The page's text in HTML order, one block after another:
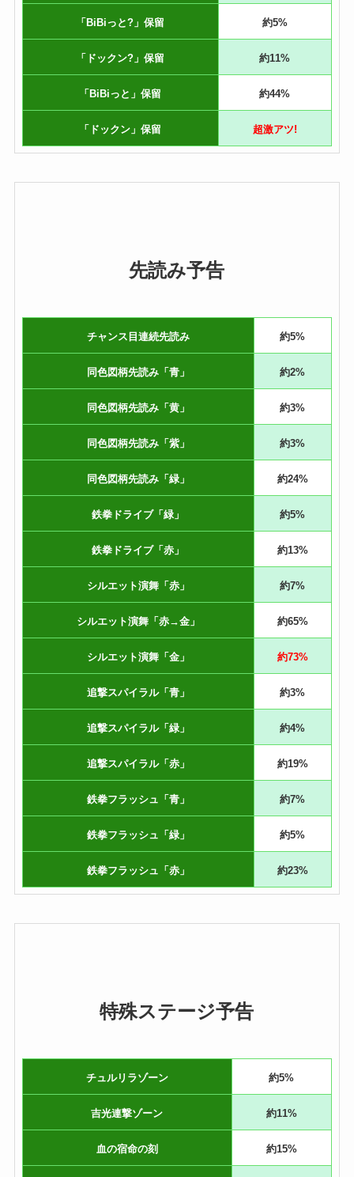
「BiBiっと?」保留 約5%
「ドックン?」保留 約11%
「BiBiっと」保留 約44%
「ドックン」保留 超激アツ!
先読み予告
チャンス目連続先読み 約5%
同色図柄先読み「青」 約2%
同色図柄先読み「黄」 約3%
同色図柄先読み「紫」 約3%
同色図柄先読み「緑」 約24%
鉄拳ドライブ「緑」 約5%
鉄拳ドライブ「赤」 約13%
シルエット演舞「赤」 約7%
シルエット演舞「赤→金」 約65%
シルエット演舞「金」 約73%
追撃スパイラル「青」 約3%
追撃スパイラル「緑」 約4%
追撃スパイラル「赤」 約19%
鉄拳フラッシュ「青」 約7%
鉄拳フラッシュ「緑」 約5%
鉄拳フラッシュ「赤」 約23%
特殊ステージ予告
チュルリラゾーン 約5%
吉光連撃ゾーン 約11%
血の宿命の刻 約15%